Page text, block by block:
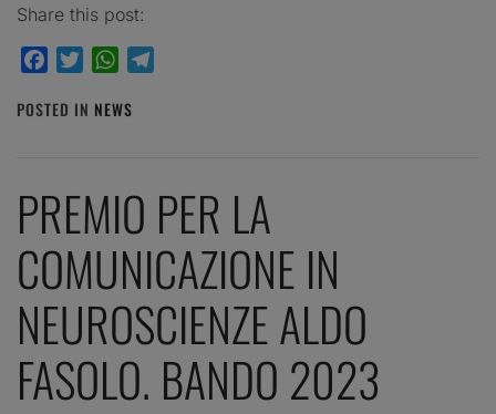
Share this post:
FacebookTwitterWhatsApp
POSTED IN NEWS
PREMIO PER LA
COMUNICAZIONE IN
NEUROSCIENZE ALDO
FASOLO. BANDO 2023